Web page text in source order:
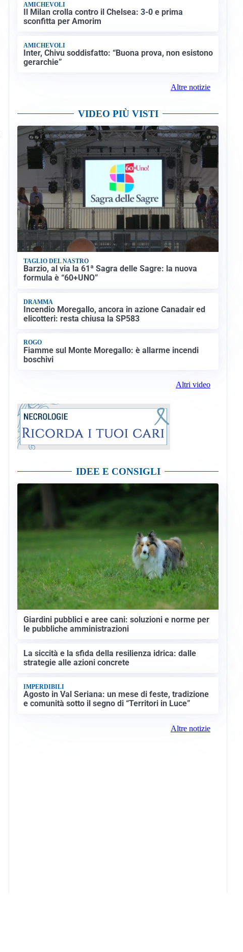
AMICHEVOLI
Il Milan crolla contro il Chelsea: 3-0 e prima
sconfitta per Amorim
AMICHEVOLI
Inter, Chivu soddisfatto: “Buona prova, non esistono
gerarchie”
Altre notizie
VIDEO PIÙ VISTI
TAGLIO DEL NASTRO
Barzio, al via la 61ª Sagra delle Sagre: la nuova
formula è “60+UNO”
DRAMMA
Incendio Moregallo, ancora in azione Canadair ed
elicotteri: resta chiusa la SP583
ROGO
Fiamme sul Monte Moregallo: è allarme incendi
boschivi
Altri video
IDEE E CONSIGLI
Giardini pubblici e aree cani: soluzioni e norme per
le pubbliche amministrazioni
La siccità e la sfida della resilienza idrica: dalle
strategie alle azioni concrete
IMPERDIBILI
Agosto in Val Seriana: un mese di feste, tradizione
e comunità sotto il segno di “Territori in Luce”
Altre notizie